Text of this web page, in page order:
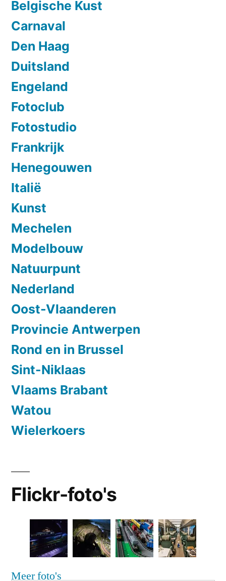
Belgische Kust
Carnaval
Den Haag
Duitsland
Engeland
Fotoclub
Fotostudio
Frankrijk
Henegouwen
Italië
Kunst
Mechelen
Modelbouw
Natuurpunt
Nederland
Oost-Vlaanderen
Provincie Antwerpen
Rond en in Brussel
Sint-Niklaas
Vlaams Brabant
Watou
Wielerkoers
Flickr-foto's
Meer foto's